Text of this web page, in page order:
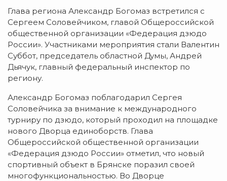
Глава региона Александр Богомаз встретился с
Сергеем Соловейчиком, главой Общероссийской
общественной организации «Федерация дзюдо
России». Участниками мероприятия стали Валентин
Суббот, председатель областной Думы, Андрей
Дьячук, главный федеральный инспектор по
региону.
Александр Богомаз поблагодарил Сергея
Соловейчика за внимание к международного
турниру по дзюдо, который проходил на площадке
нового Дворца единоборств. Глава
Общероссийской общественной организации
«Федерация дзюдо России» отметил, что новый
спортивный объект в Брянске поразил своей
многофункциональностью. Во Дворце